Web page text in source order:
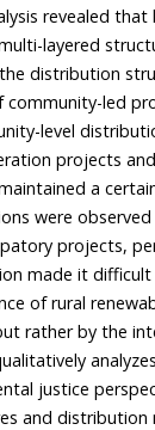
revealed
layered
distribution
community-led
level
projects
a
were
projects,
made it
of rural
rather by the
justice
and